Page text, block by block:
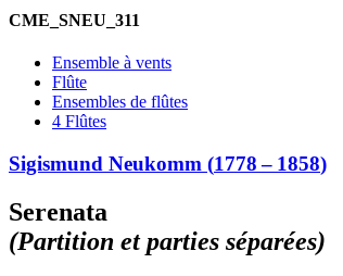
CME_SNEU_311
Ensemble à vents
Flûte
Ensembles de flûtes
4 Flûtes
Sigismund Neukomm (1778– 1858)
Serenata
(Partition et parties séparées)